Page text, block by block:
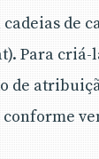
de
Para criá-
de